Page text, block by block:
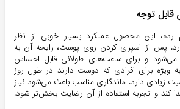
توجه
این محصول عملکرد بسیار خوبی از نظر
پس از اسپری کردن روی پوست، رایحه آن به
و برای ساعت‌های طولانی قابل احساس
ویژه برای افرادی که دوست دارند در طول روز
زیادی دارد. ماندگاری مناسب باعث می‌شود نیاز
کند و تجربه استفاده از آن رضایت بخش‌تر شود.